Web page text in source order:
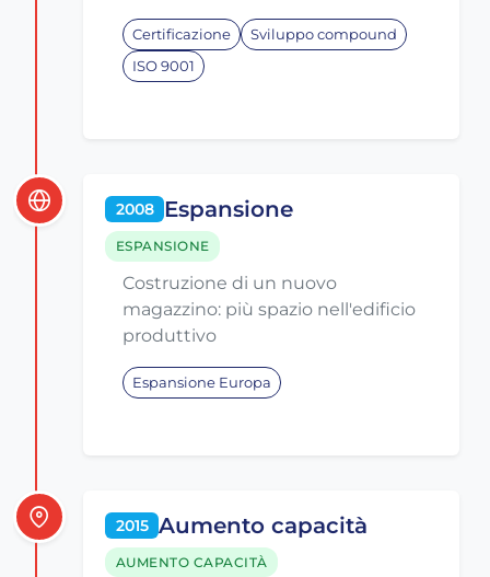
Certificazione
Sviluppo compound
ISO 9001
2008 Espansione
ESPANSIONE
Costruzione di un nuovo
magazzino: più spazio nell'edificio
produttivo
Espansione Europa
2015 Aumento capacità
AUMENTO CAPACITÀ